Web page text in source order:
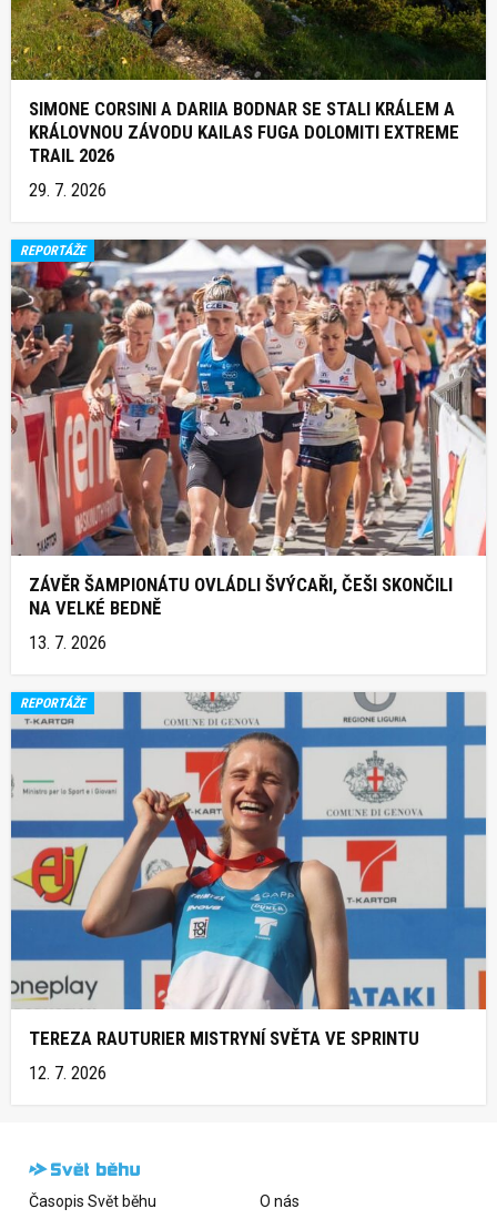
SIMONE CORSINI A DARIIA BODNAR SE STALI KRÁLEM A
KRÁLOVNOU ZÁVODU KAILAS FUGA DOLOMITI EXTREME
TRAIL 2026
29. 7. 2026
REPORTÁŽE
ZÁVĚR ŠAMPIONÁTU OVLÁDLI ŠVÝCAŘI, ČEŠI SKONČILI
NA VELKÉ BEDNĚ
13. 7. 2026
REPORTÁŽE
TEREZA RAUTURIER MISTRYNÍ SVĚTA VE SPRINTU
12. 7. 2026
Časopis Svět běhu O nás